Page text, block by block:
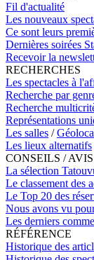
Fil d'actualité
Les nouveaux
Ce sont leurs
Dernières soirées
Recevoir la
RECHERCHES
Les spectacles à
Recherche par
Recherche
Représentations
Les salles /
Les lieux alternatifs
CONSEILS / AVIS
La sélection
Le classement des
Le Top 20 des
Nous avons vu
Les derniers
RÉFÉRENCE
Historique des